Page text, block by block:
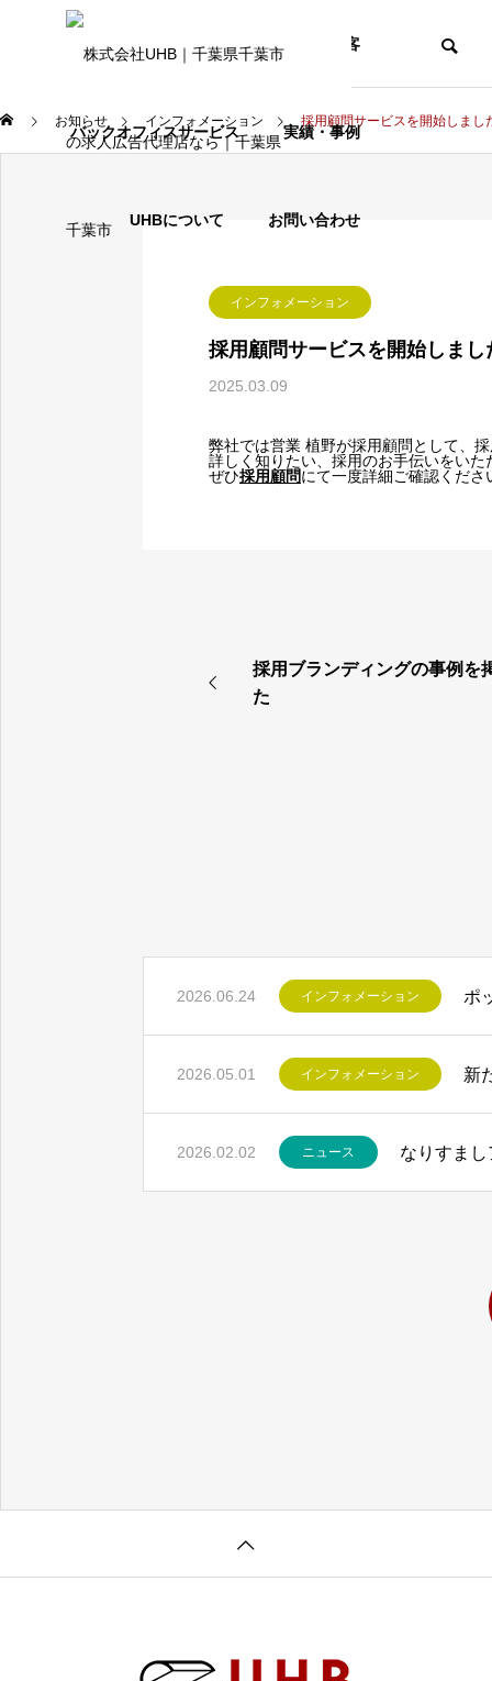
採用の課題 WEB・集客
バックオフィスサービス 実績・事例
UHBについて お問い合わせ
令和8年4月の有効求人
お知らせ インフォメーション 採用顧問サービスを開始しまし
インフォメーション
採用顧問サービスを開始しまし
2025.03.09
弊社では営業 植野が採用顧問として、
詳しく知りたい、採用のお手伝いをい
ぜひ採用顧問にて一度詳細ご確認くださ
採用ブランディングの事例を
た
2026.06.24 インフォメーション ポ
2026.05.01 インフォメーション 新
2026.02.02 ニュース なりすま